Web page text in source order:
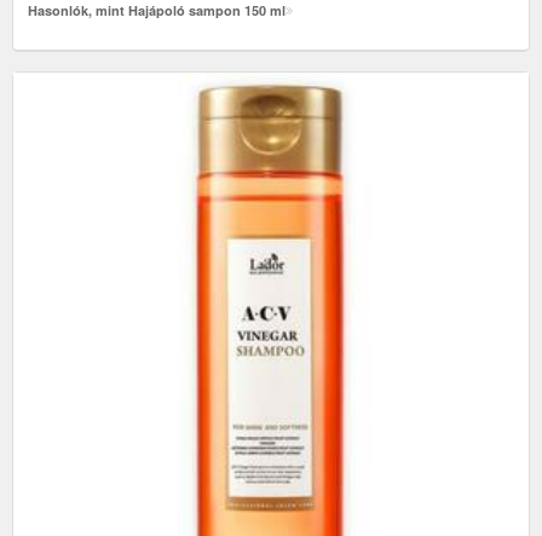
Hasonlók, mint Hajápoló sampon 150 ml